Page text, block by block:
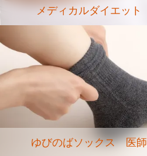
メディカルダイエッ
ゆびのばソックス 医